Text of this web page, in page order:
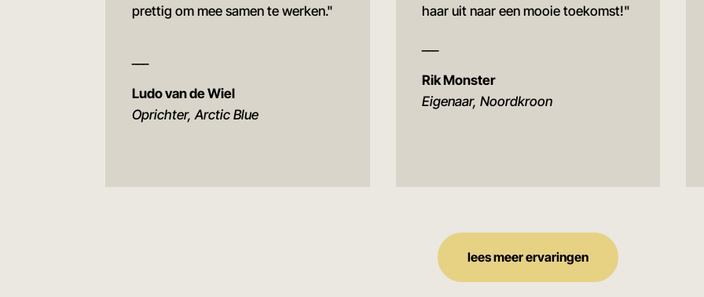
prettig om mee samen te werken."
Ludo van de Wiel
Oprichter, Arctic Blue
haar uit naar een mooie toekomst!"
Rik Monster
Eigenaar, Noordkroon
lees meer ervaringen